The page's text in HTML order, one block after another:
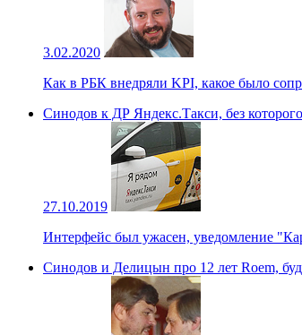
3.02.2020
Как в РБК внедряли KPI, какое было
Синодов к ДР Яндекс.Такси, без
27.10.2019
Интерфейс был ужасен, уведомление
Синодов и Делицын про 12 лет Roem,